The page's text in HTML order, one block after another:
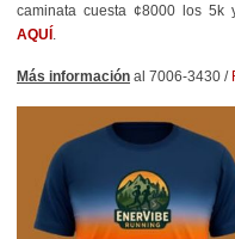
caminata cuesta ¢8000 los 5k
AQUÍ
Más información al 7006-3430 /